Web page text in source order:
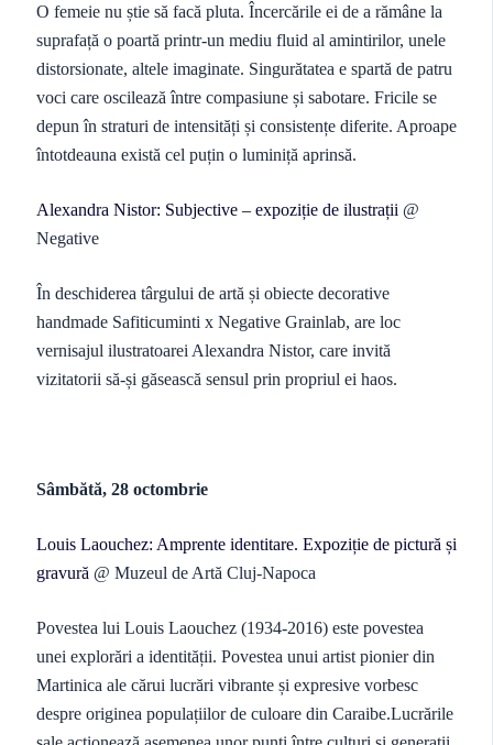
O femeie nu știe să facă pluta. Încercările ei de a rămâne la
suprafață o poartă printr-un mediu fluid al amintirilor, unele
distorsionate, altele imaginate. Singurătatea e spartă de patru
voci care oscilează între compasiune și sabotare. Fricile se
depun în straturi de intensități și consistențe diferite. Aproape
întotdeauna există cel puțin o luminiță aprinsă.
Alexandra Nistor: Subjective – expoziție de ilustrații @
Negative
În deschiderea târgului de artă și obiecte decorative
handmade Safiticuminti x Negative Grainlab, are loc
vernisajul ilustratoarei Alexandra Nistor, care invită
vizitatorii să-și găsească sensul prin propriul ei haos.
Sâmbătă, 28 octombrie
Louis Laouchez: Amprente identitare. Expoziție de pictură și
gravură @ Muzeul de Artă Cluj-Napoca
Povestea lui Louis Laouchez (1934-2016) este povestea
unei explorări a identității. Povestea unui artist pionier din
Martinica ale cărui lucrări vibrante și expresive vorbesc
despre originea populațiilor de culoare din Caraibe.Lucrările